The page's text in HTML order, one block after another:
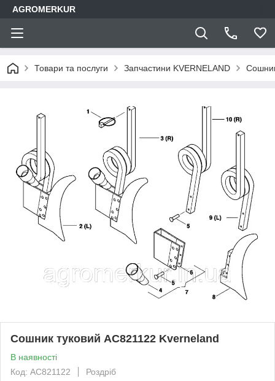
AGROMERKUR
Товари та послуги Запчастини KVERNELAND
Сошник туковий AC821122 Kverneland
В наявності
Код: AC821122
Роздріб